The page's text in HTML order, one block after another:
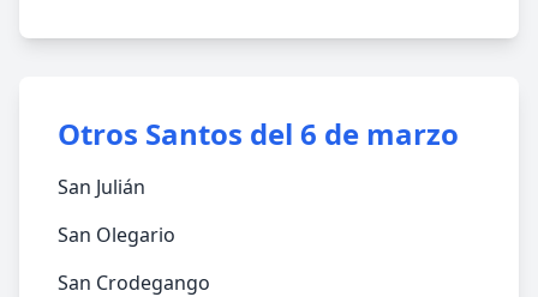
Otros Santos del 6 de marzo
San Julián
San Olegario
San Crodegango